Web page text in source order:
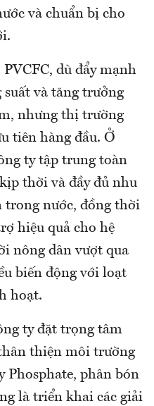
và chuẩn bị cho
dù đẩy mạnh
suất và tăng trưởng
nhưng thị trường
tiên hàng đầu. Ở
ty tập trung toàn
thời và đầy đủ nhu
trong nước, đồng thời
hiệu quả cho hệ
nông dân vượt qua
biến động với loạt
hoạt.
ty đặt trọng tâm
thiện môi trường
Phosphate, phân bón
là triển khai các giải